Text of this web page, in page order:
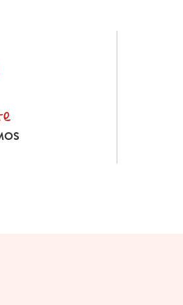
nos promos